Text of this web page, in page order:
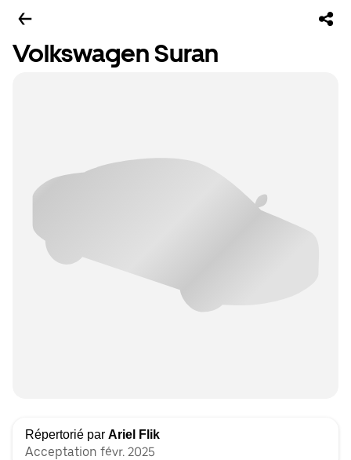
Volkswagen Suran
Répertorié par Ariel Flik
Acceptation févr. 2025